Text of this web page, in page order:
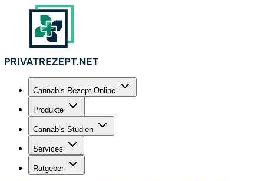
Cannabis Rezept Online
Produkte
Cannabis Studien
Services
Ratgeber